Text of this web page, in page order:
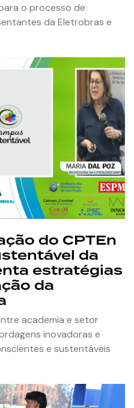
o processo de
da Eletrobras e
do CPTEn
da
estratégias
da
academia e setor
inovadoras e
e sustentáveis